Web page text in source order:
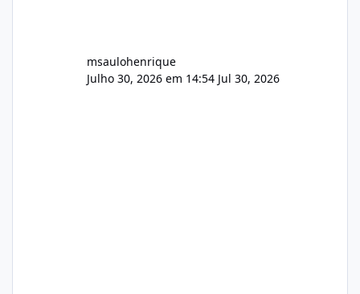
msaulohenrique
Julho 30, 2026 em 14:54 Jul 30, 2026